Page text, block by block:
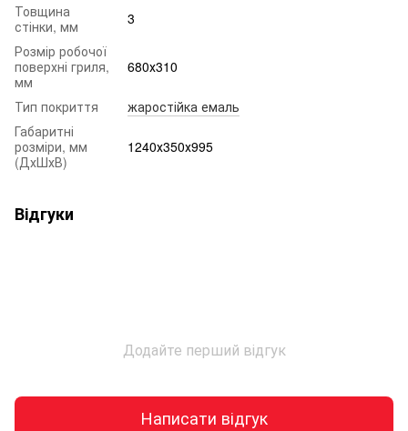
Товщина
стінки, мм
3
Розмір робочої
поверхні гриля,
мм
680х310
Тип покриття
жаростійка емаль
Габаритні
розміри, мм
(ДхШхВ)
1240х350х995
Відгуки
Додайте перший відгук
Написати відгук